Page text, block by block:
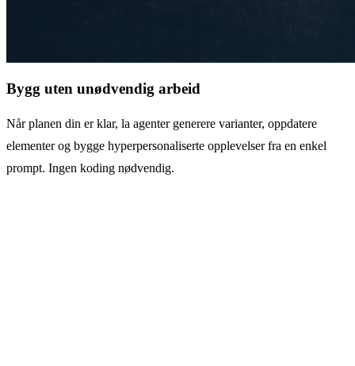
Bygg uten unødvendig arbeid
Når planen din er klar, la agenter generere varianter, oppdatere
elementer og bygge hyperpersonaliserte opplevelser fra en enkel
prompt. Ingen koding nødvendig.